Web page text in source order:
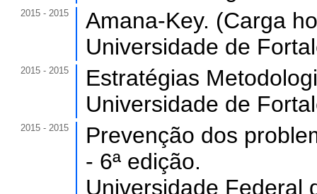
2015 - 2015
Amana-Key. (Carga
Universidade de
2015 - 2015
Estratégias
Universidade de
2015 - 2015
Prevenção dos
- 6ª edição.
Universidade Federal